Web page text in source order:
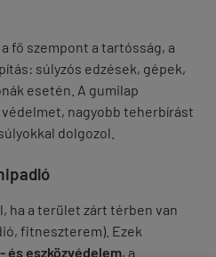
fő szempont a tartósság, a
súlyzós edzések, gépek,
esetén. A gumilap
nagyobb teherbírást
dolgozol.
ha a terület zárt térben van
fitneszterem). Ezek
és eszközvédelem, a